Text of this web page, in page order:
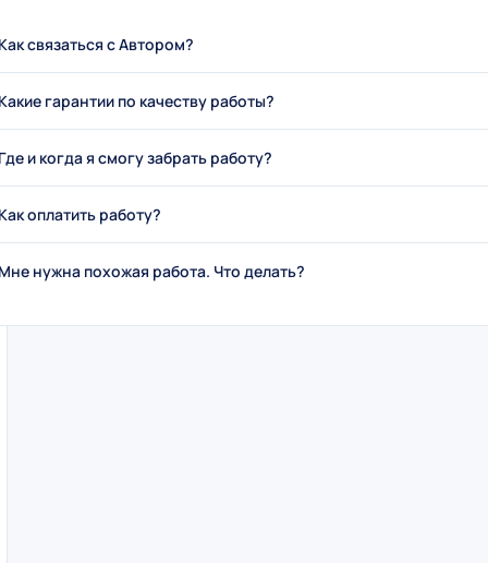
Как связаться с Автором?
Какие гарантии по качеству работы?
Где и когда я смогу забрать работу?
Как оплатить работу?
Мне нужна похожая работа. Что делать?